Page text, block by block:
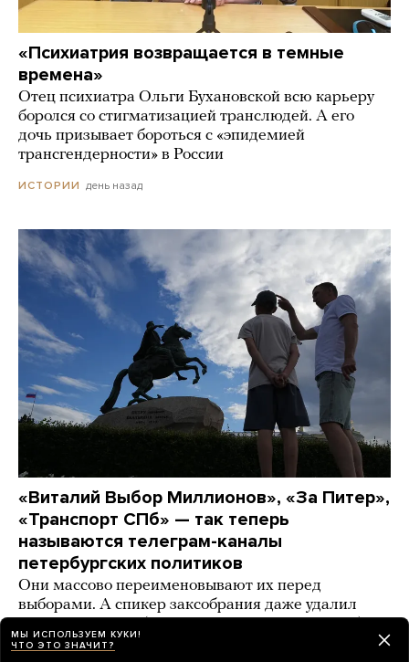
«Психиатрия возвращается в темные
времена»
Отец психиатра Ольги Бухановской всю карьеру
боролся со стигматизацией транслюдей. А его
дочь призывает бороться с «эпидемией
трансгендерности» в России
ИСТОРИИ день назад
«Виталий Выбор Миллионов», «За Питер»,
«Транспорт СПб» — так теперь
называются телеграм-каналы
петербургских политиков
Они массово переименовывают их перед
выборами. А спикер заксобрания даже удалил
канал в «Максе» (Почему? Никто не понимает)
ИСТОРИИ день назад
МЫ ИСПОЛЬЗУЕМ КУКИ!
ЧТО ЭТО ЗНАЧИТ?